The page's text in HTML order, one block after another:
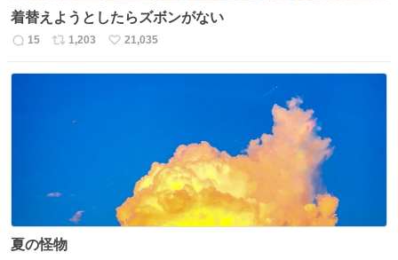
着替えようとしたらズボンがない
返
15
リ
1,203
い
21,035
夏の怪物